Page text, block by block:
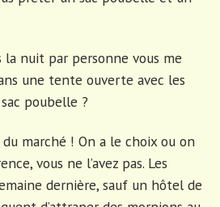
la nuit par personne vous me
une tente ouverte avec les
poubelle ?
du marché ! On a le choix ou on
vous ne l’avez pas. Les
dernière, sauf un hôtel de